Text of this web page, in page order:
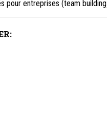
pour entreprises (team